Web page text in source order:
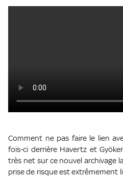
Comment ne pas faire le lien
fois-ci derrière Havertz et
très net sur ce nouvel archivage
prise de risque est extrêmement